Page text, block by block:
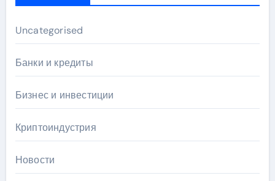
Uncategorised
Банки и кредиты
Бизнес и инвестиции
Криптоиндустрия
Новости